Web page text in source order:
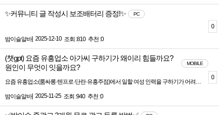
✨커뮤니티 글 작성시 보조배터리 증정!✨ PC
밤이슬알바| 2025-12-10 조회 :810 추천 :0
0
(챗gpt) 요즘 유흥업소 아가씨 구하기가 왜이리 힘들까요?
원인이 무엇이 잇을까요?
MOBILE
요즘 유흥업소(룸싸롱·텐프로·단란·유흥주점)에서 일할 여성 인력을 구하기가 어려워진 건 전국적인 현상입니다.단순히 “사람이 없다” 수준이 아니라 구조적으로 공급이 줄어든 상황이라, 이유를 여러 가지로 나눠서 봐야 정확합니다.---✅ 1) 인력 자체가 줄어드는 구조적 문제① 20~30대 여성 인구 감소저출산 때문에 20대 여성 인구 자체가 10년 전보다 크게 감소단순히 업소가 아니라 여성 알바 전체 풀이 줄어든 것② 유흥업소 기피 증가위험·이미지·안전 문제 때문에 신규 유입이 현저히 줄어듦2015~2019년까지는 꾸준히 들어왔지만코로나 이후 “유흥업 종사”에 대한 부담이 커짐---✅ 2) 대체 수입원이 너무 많아짐요즘 20대 여성들은 유흥 일을 선택할 필요성이 예전보다 훨씬 줄었습니다.① 쿠팡·배달·평범 알바 수입 상승주 5일 카페·서빙·의류 매장만 해도 월 250~300 가능쿠팡 등 물류센터는 하루 15–20만 원➡️ “리스크 높은 유흥”보다 “안전한 일반 알바” 선택.② 인스타·틱톡·아프리카·유튜브 쇼츠사진 SNS + 라이브 스트리밍 플랫폼으로일반 여성들이 쉽게 월 200~400 벌 수 있는 시대③ 사무직·병원코디·에스테틱 등 여성 선호 직종 확대“평일 9–6 근무 + 월 250~320” 환경이 많아짐➡️ 굳이 밤 일을 선택할 이유 감소---✅ 3) 코로나 이후 업소 이미지 변화① 폐업 → 재개업 과정에서 인력 풀 붕괴코로나로 문을 닫았다가 다시 열 때기존 아가씨들이 다 다른 업종으로 빠져나가 돌아오지 않음.② 강력해진 단속 & 법적 리스크경찰 단속, 퇴폐 단속, 감시 강화➡️ 신규 유입 자체가 크게 감소③ 손님층 감소 + 매출 난조요즘 20~30대 남성은 술자리 문화 감소탄탄한 단골 기반 없는 업소는 수입 변동이 너무 큼➡️ 아가씨 입장에서 “불안한 직장”---✅ 4) 경쟁 구조 변화① 업소 수는 줄지 않았고, 인력은 줄어듦수요 ≥ 공급 → 아가씨 몸값 상승 + 구인 난항② 업소 간 스카우트 경쟁 격화페이·실장비·조건 경쟁이 과열이전보다 “더 좋은 페이” 기준이 올라감➡️ 중소 업장은 인력 구하기 더 힘듦---✅ 5) Z세대(2000~2005 이후)의 가치관 변화“야간·음주 중심의 직업을 꺼림”건강·자기개발·프라이버시 중시SNS·콘텐츠 기반 수입 선호위험·노출 많은 업종 기피➡️ 유흥 인력 신규 유입 거의 끊긴 상태---정리요즘 유흥업소에서 아가씨 구하기 힘든 이유는 단순히 “일하려는 사람이 없다”가 아니라,> 인구 감소 + 유입 감소 + 대체 수입 증가 + 업계 이미지 약화 + Z세대 가치관 변화 + 단속 강화이 모든 요인이 동시에 겹쳤기 때문입니다.그래서 전국적으로텐프로오 피형 룸단란주점모두 인력 수급난을 겪고 있습니다.
밤이슬알바| 2025-11-25 조회 :940 추천 :0
0